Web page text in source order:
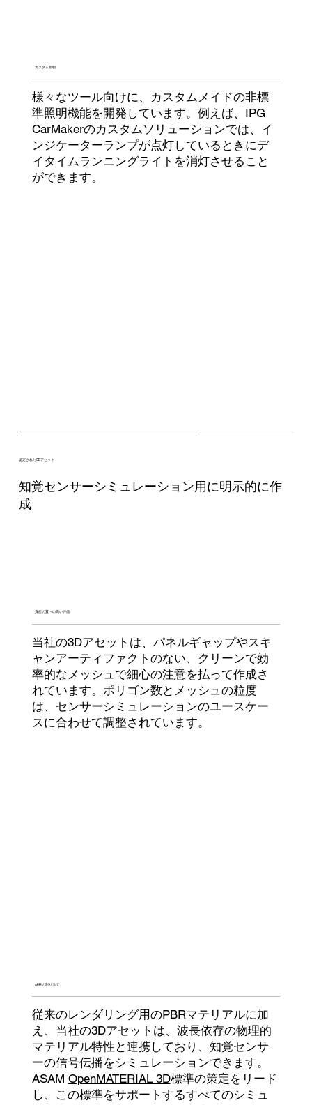
カスタム照明
様々なツール向けに、カスタムメイドの非標
準照明機能を開発しています。例えば、IPG
CarMakerのカスタムソリューションでは、イ
ンジケーターランプが点灯しているときにデ
イタイムランニングライトを消灯させること
ができます。
認定された3Dアセット
知覚センサーシミュレーション用に明示的に作
成
資産の質への高い評価
当社の3Dアセットは、パネルギャップやスキ
ャンアーティファクトのない、クリーンで効
率的なメッシュで細心の注意を払って作成さ
れています。ポリゴン数とメッシュの粒度
は、センサーシミュレーションのユースケー
スに合わせて調整されています。
材料の割り当て
従来のレンダリング用のPBRマテリアルに加
え、当社の3Dアセットは、波長依存の物理的
マテリアル特性と連携しており、知覚センサ
ーの信号伝播をシミュレーションできます。
ASAM OpenMATERIAL 3D標準の策定をリード
し、この標準をサポートするすべてのシミュ